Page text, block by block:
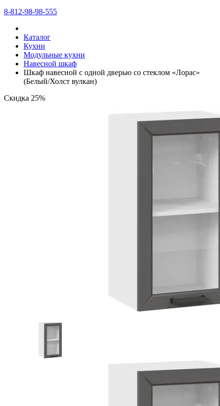
8-812-98-98-555
Каталог
Кухни
Модульные кухни
Навесной шкаф
Шкаф навесной c одной дверью со стеклом «Лорас»
(Белый/Холст вулкан)
Скидка 25%